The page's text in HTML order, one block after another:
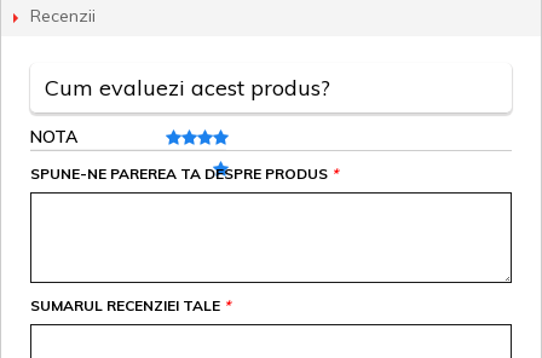
Recenzii
Cum evaluezi acest produs?
NOTA
*
SPUNE-NE PAREREA TA DESPRE PRODUS
*
SUMARUL RECENZIEI TALE